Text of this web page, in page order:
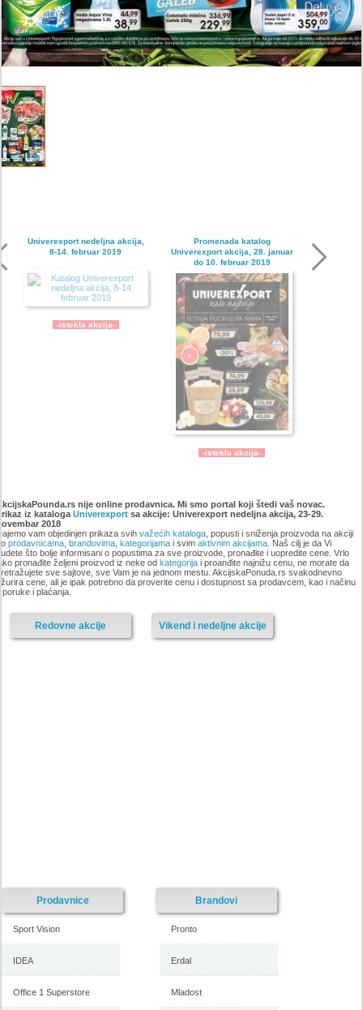
Univerexport nedeljna akcija,
8-14. februar 2019
-istekla akcija-
Promenada katalog
Univerexport akcija, 28. januar
do 10. februar 2019
-istekla akcija-
28. januar do 10. februar 2019
14-24. januar 2019
Univerexport nedeljna akcija,
4-10. januar 2019
Univerexport nedeljna akcija,
28. decembar 2018 do 3.
nije online prodavnica. Mi smo portal koji štedi vaš novac.
iz kataloga Univerexportsa akcije: Univerexport nedeljna akcija, 23-29.
2018
vam objedinjen prikaza svih važećih kataloga, popusti i sniženja proizvoda na akciji
prodavnicama, brandovima, kategorijamai svim aktivnim akcijama. Naš cilj je da Vi
što bolje informisani o popustima za sve proizvode, pronađite i uopredite cene. Vrlo
pronađite željeni proizvod iz neke od kategorijai proanđite najnižu cenu, ne morate da
sve sajtove, sve Vam je na jednom mestu. AkcijskaPonuda.rs svakodnevno
cene, ali je ipak potrebno da proverite cenu i dostupnost sa prodavcem, kao i načinu
i plaćanja.
Vikend i nedeljne akcije
Redovne akcije
Prodavnice
Sport Vision
IDEA
Office 1 Superstore
Brandovi
Pronto
Erdal
Mladost